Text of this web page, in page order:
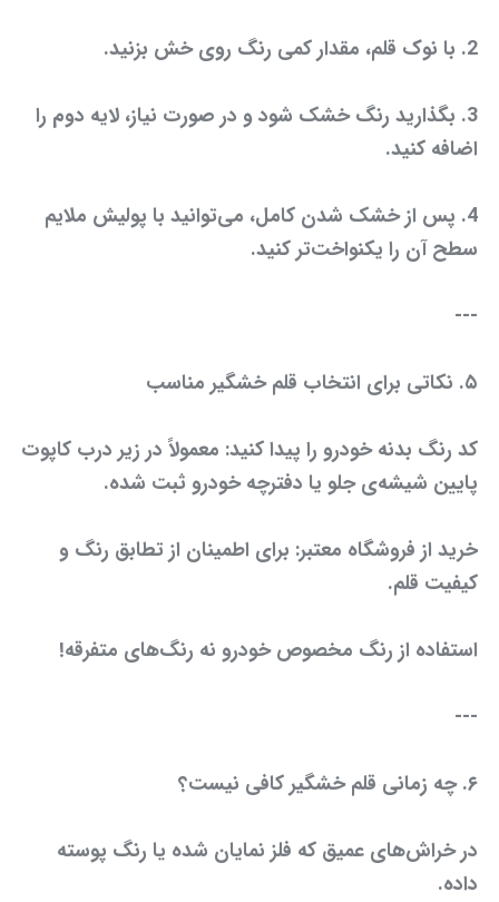
2. با نوک قلم، مقدار کمی رنگ روی خش بزنید.
3. بگذارید رنگ خشک شود و در صورت نیاز، لایه دوم را
اضافه کنید.
4. پس از خشک شدن کامل، می‌توانید با پولیش ملایم
سطح آن را یکنواخت‌تر کنید.
---
۵. نکاتی برای انتخاب قلم خشگیر مناسب
کد رنگ بدنه خودرو را پیدا کنید: معمولاً در زیر درب کاپوت
پایین شیشه‌ی جلو یا دفترچه خودرو ثبت شده.
خرید از فروشگاه معتبر: برای اطمینان از تطابق رنگ و
کیفیت قلم.
استفاده از رنگ مخصوص خودرو نه رنگ‌های متفرقه!
---
۶. چه زمانی قلم خشگیر کافی نیست؟
در خراش‌های عمیق که فلز نمایان شده یا رنگ پوسته
داده.